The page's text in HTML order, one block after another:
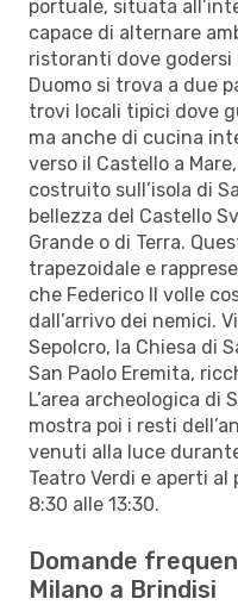
portuale, situata
capace di alternare
ristoranti dove
Duomo si trova a due
trovi locali tipici dove
ma anche di cucina
verso il Castello a
costruito sull’isola di
bellezza del Castello
Grande o di Terra.
trapezoidale e
che Federico II volle
dall’arrivo dei nemici.
Sepolcro, la Chiesa di
San Paolo Eremita,
L’area archeologica di
mostra poi i resti
venuti alla luce
Teatro Verdi e aperti
8:30 alle 13:30.
Domande
Milano a Brindisi